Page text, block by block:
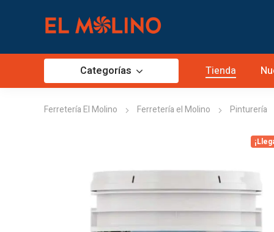
Categorías Tienda
Ferretería El Molino Ferretería el Molino Pinturería